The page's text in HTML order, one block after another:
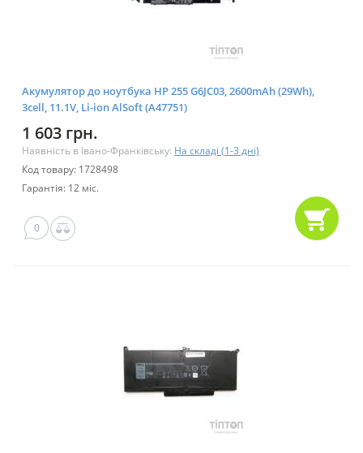
Акумулятор до ноутбука HP 255 G6JC03, 2600mAh (29Wh),
3cell, 11.1V, Li-ion AlSoft (A47751)
1 603 грн.
Наявність в Івано-Франківську: На складі (1-3 дні)
Код товару: 1728498
Гарантія: 12 міс.
0